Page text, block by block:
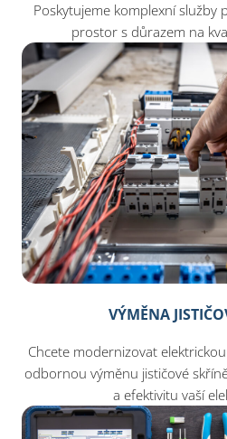
Poskytujeme komplexní služby
prostor s důrazem na
VÝMĚNA
Chcete modernizovat
odbornou výměnu jističové
a efektivitu vaší